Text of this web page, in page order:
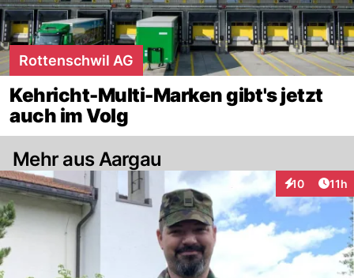
Rottenschwil AG
Kehricht-Multi-Marken gibt's jetzt
auch im Volg
Mehr aus Aargau
10
Interaktionen
11h